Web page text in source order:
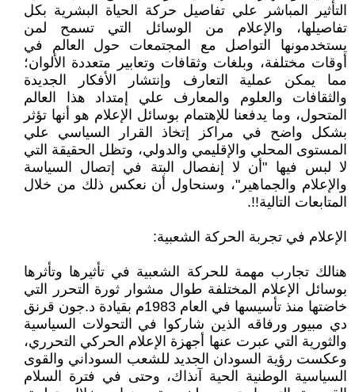
التأثير المباشر علي تفاصيل حركة الحياة البشرية بكل
تفاصيلها، والإعلام من الوسائل التي تسمح لمن
يستخدمونها التواصل مع المجتمعات حول العالم في
أوقات مختلفة، وبلغات وثقافات وتعابير متعددة الألوان؛
مما يمكن عملية التعارف وإنتشار الأفكار الجديدة
والثقافات والعلوم والمعارف علي إمتداد هذا العالم
المتحول، وما يدفعنا للإهتمام بوسائل الإعلام هو أنها تؤثر
بشكل واضح في مراكز إتخاذ القرار السياسي علي
المستوى المحلي والإقليمي والدولي، وتظل الحقيقة التي
لا لبس فيها "أن لا إنفصال البتة في إتصال السياسة
والإعلام والجماهير"، وسنحاول أن نعكس ذلك من خلال
المتابعات التالية!!.
الإعلام في تجربة الحركة الشعبية:
هنالك تجارب مهمة للحركة الشعبية في تأثيرها وتأثرها
بوسائل الإعلام المختلفة طوال مشوار ثورة التحرر التي
خاضتها منذ تأسيسها في العام 1983م بقيادة د.جون قرنق
دي مبيور ورفاقه الذين شاركوا في التحولات السياسية
والثورية التي عبرت عنها أجهزة الإعلام الحركي التحرري،
وعكست رؤية السودان الجديد للشعب السوداني والقوى
السياسية الوطنية الحية آنذاك، وحتى في فترة السلام